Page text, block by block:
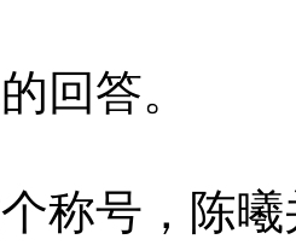
回答。
称号，陈曦